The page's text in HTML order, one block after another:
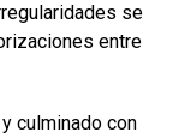
se
entre
culminado con